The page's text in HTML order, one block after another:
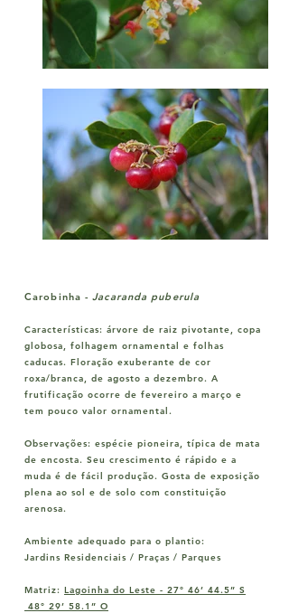
Carobinha -Jacaranda puberula
Características: árvore de raiz pivotante, copa
globosa, folhagem ornamental e folhas
caducas. Floração exuberante de cor
roxa/branca, de agosto a dezembro. A
frutificação ocorre de fevereiro a março e
tem pouco valor ornamental.
Observações: espécie pioneira, típica de mata
de encosta. Seu crescimento é rápido e a
muda é de fácil produção. Gosta de exposição
plena ao sol e de solo com constituição
arenosa.
Ambiente adequado para o plantio:
Jardins Residenciais / Praças / Parques
Matriz: Lagoinha do Leste - 27° 46’ 44.5” S
48° 29’ 58.1” O